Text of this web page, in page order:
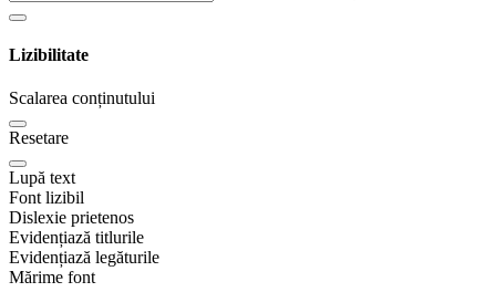
Lizibilitate
Scalarea conținutului
Resetare
Lupă text
Font lizibil
Dislexie prietenos
Evidențiază titlurile
Evidențiază legăturile
Mărime font